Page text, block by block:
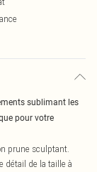
sublimant les
pour votre
prune sculptant.
détail de la taille à